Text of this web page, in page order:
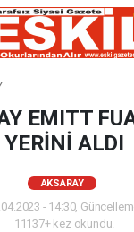
EMITT
YERİNİ ALDI
AKSARAY
- 14:30,
11137+ kez okundu.